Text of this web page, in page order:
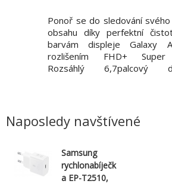
Ponoř se do sledování
obsahu díky perfektní
barvám displeje Galaxy
rozlišením FHD+ Super
Rozsáhlý 6,7palcový
prachu odolný (IP54)
vysokým rozlišen
Naposledy navštívené
Samsung
rychlonabíječk
a EP-T2510,